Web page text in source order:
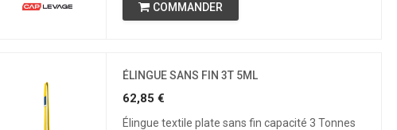
COMMANDER
ÉLINGUE SANS FIN 3T 5ML
62,85 €
Élingue textile plate sans fin capacité 3 Tonnes